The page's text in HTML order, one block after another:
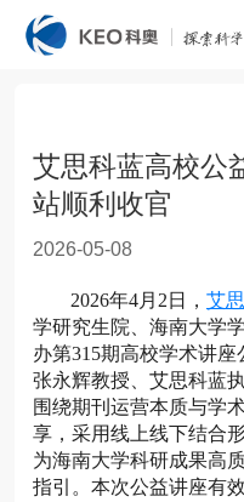
艾思科蓝高校公
站顺利收官
2026-05-08
2026年4月2日， 艾
学研究生院、海南大学
办第315期高校学术讲
张永辉教授、艾思科蓝
围绕期刊运营本质与学
享，采用线上线下结合
为海南大学科研成果高
指引。本次公益讲座有